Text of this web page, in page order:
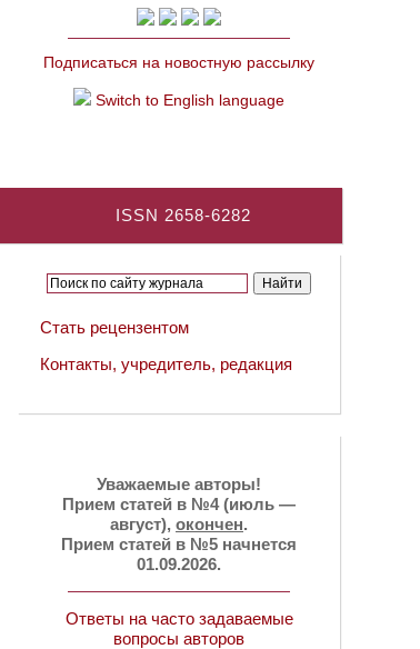
Подписаться на новостную рассылку
Switch to English language
ISSN 2658-6282
Стать рецензентом
Контакты, учредитель, редакция
Уважаемые авторы!
Прием статей в №4 (июль —
август), окончен.
Прием статей в №5 начнется
01.09.2026.
Ответы на часто задаваемые
вопросы авторов